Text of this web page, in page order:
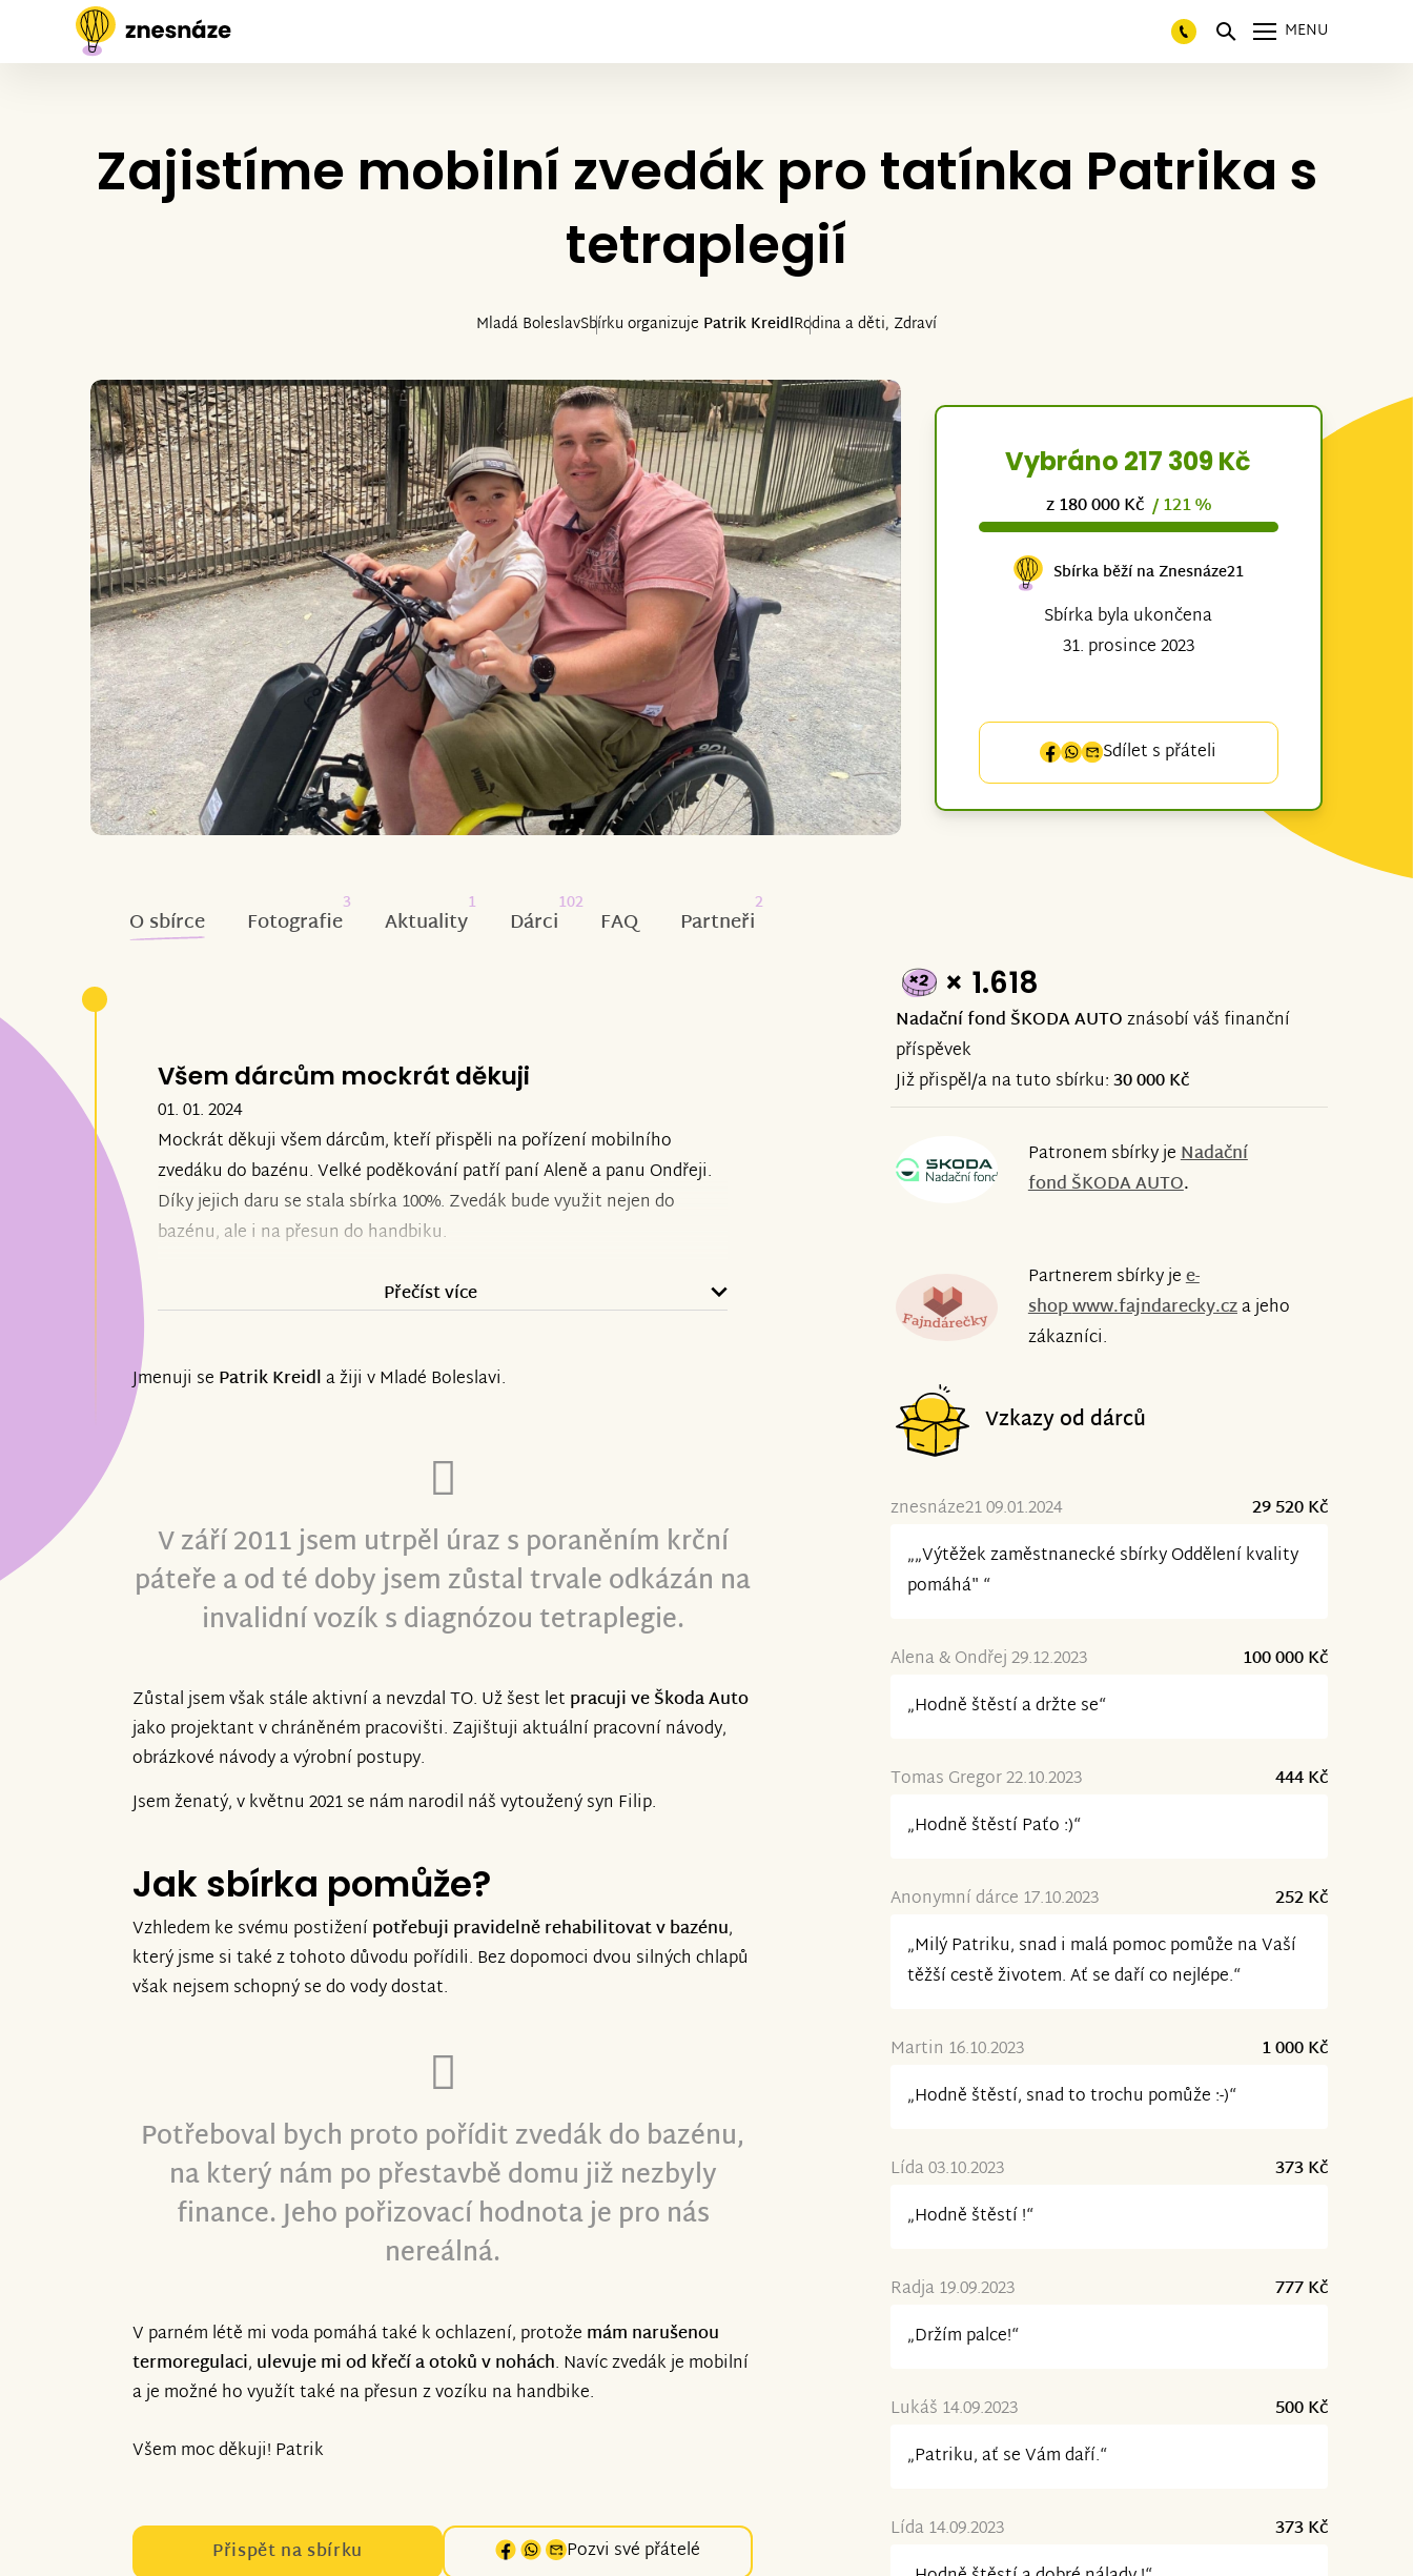
MENU
Zajistíme mobilní zvedák pro tatínka Patrika s
tetraplegií
Mladá BoleslavSbírku organizuje Patrik KreidlRodina a děti, Zdraví
Vybráno 217 309 Kč
z 180 000 Kč / 121 %
Sbírka běží na Znesnáze21
Sbírka byla ukončena
31. prosince 2023
Sdílet s přáteli
O sbírce Fotografie
3
Aktuality
1
Dárci
102
FAQ Partneři
2
Všem dárcům mockrát děkuji
01. 01. 2024
Mockrát děkuji všem dárcům, kteří přispěli na pořízení mobilního
zvedáku do bazénu. Velké poděkování patří paní Aleně a panu Ondřeji.
Díky jejich daru se stala sbírka 100%. Zvedák bude využit nejen do
bazénu, ale i na přesun do handbiku.
Přečíst více
Jmenuji se Patrik Kreidla žiji v Mladé Boleslavi.
V září 2011 jsem utrpěl úraz s poraněním krční
páteře a od té doby jsem zůstal trvale odkázán na
invalidní vozík s diagnózou tetraplegie.
Zůstal jsem však stále aktivní a nevzdal TO. Už šest let pracuji ve Škoda Auto
jako projektant v chráněném pracovišti. Zajištuji aktuální pracovní návody,
obrázkové návody a výrobní postupy.
Jsem ženatý, v květnu 2021 se nám narodil náš vytoužený syn Filip.
Jak sbírka pomůže?
Vzhledem ke svému postiženípotřebuji pravidelně rehabilitovat v bazénu,
který jsme si také z tohoto důvodu pořídili. Bez dopomoci dvou silných chlapů
však nejsem schopný se do vody dostat.
Potřeboval bych proto pořídit zvedák do bazénu,
na který nám po přestavbě domu již nezbyly
finance. Jeho pořizovací hodnota je pro nás
nereálná.
V parném létě mi voda pomáhá také k ochlazení, protože mám narušenou
termoregulaci, ulevuje mi od křečí a otoků v nohách. Navíc zvedák je mobilní
a je možné ho využít také na přesun z vozíku na handbike.
Všem moc děkuji! Patrik
Přispět na sbírku Pozvi své přátelé
× 1.618
Nadační fond ŠKODA AUTOznásobí váš finanční
příspěvek
Již přispěl/a na tuto sbírku:30 000 Kč
Patronem sbírky jeNadační
fond ŠKODA AUTO.
Partnerem sbírky jee-
shopwww.fajndarecky.cza jeho
zákazníci.
Vzkazy od dárců
znesnáze21 09.01.2024
29 520 Kč
„„Výtěžek zaměstnanecké sbírky Oddělení kvality
pomáhá" “
Alena & Ondřej 29.12.2023
100 000 Kč
„Hodně štěstí a držte se“
Tomas Gregor 22.10.2023
444 Kč
„Hodně štěstí Paťo :)“
Anonymní dárce 17.10.2023
252 Kč
„Milý Patriku, snad i malá pomoc pomůže na Vaší
těžší cestě životem. Ať se daří co nejlépe.“
Martin 16.10.2023
1 000 Kč
„Hodně štěstí, snad to trochu pomůže :-)“
Lída 03.10.2023
373 Kč
„Hodně štěstí !“
Radja 19.09.2023
777 Kč
„Držím palce!“
Lukáš 14.09.2023
500 Kč
„Patriku, ať se Vám daří.“
Lída 14.09.2023
373 Kč